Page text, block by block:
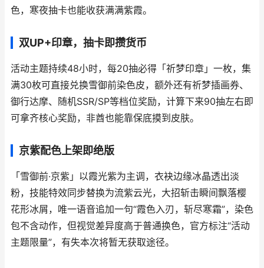
色，寒夜抽卡也能收获满满紫霞。
双UP+印章，抽卡即攒货币
活动主题持续48小时，每20抽必得「祈梦印章」一枚，集
满30枚可直接兑换雪御前染色皮，额外还有祈梦插画券、
御行达摩、随机SSR/SP等档位奖励，计算下来90抽左右即
可拿齐核心奖励，非酋也能靠保底摸到皮肤。
京紫配色上架即绝版
「雪御前·京紫」以霞光紫为主调，衣袂边缘冰晶透出淡
粉，技能特效同步替换为流紫云光，大招斩击瞬间飘落樱
花形冰屑，唯一语音追加一句“霞色入刃，斩尽寒霜”，染色
包不含动作，但视觉差异度高于普通换色，官方标注“活动
主题限量”，有失本次将暂无获取途径。